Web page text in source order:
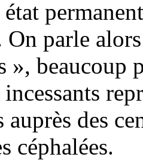
On parle
»,
des
céphalées.